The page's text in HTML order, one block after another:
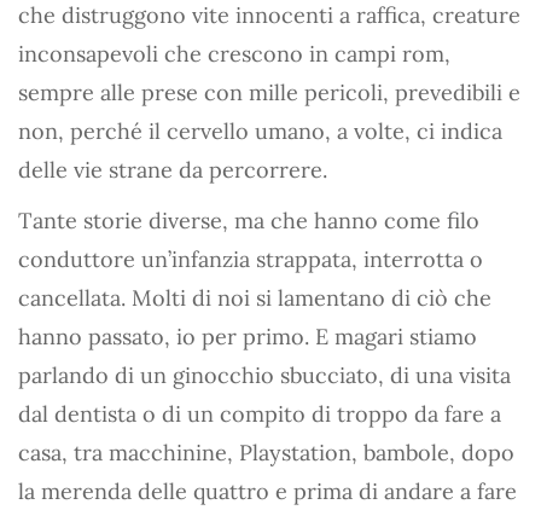
che distruggono vite innocenti a raffica, creature
inconsapevoli che crescono in campi rom,
sempre alle prese con mille pericoli, prevedibili e
non, perché il cervello umano, a volte, ci indica
delle vie strane da percorrere.
Tante storie diverse, ma che hanno come filo
conduttore un’infanzia strappata, interrotta o
cancellata. Molti di noi si lamentano di ciò che
hanno passato, io per primo. E magari stiamo
parlando di un ginocchio sbucciato, di una visita
dal dentista o di un compito di troppo da fare a
casa, tra macchinine, Playstation, bambole, dopo
la merenda delle quattro e prima di andare a fare